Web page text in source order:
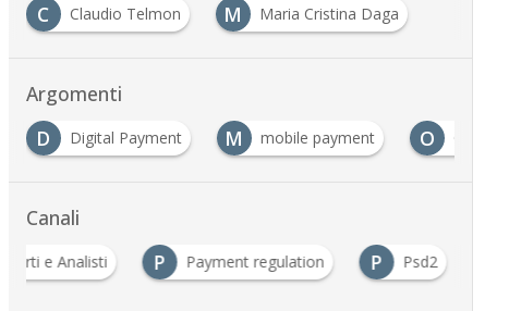
C
Claudio Telmon M Maria Cristina Daga
Argomenti
D Digital Payment M mobile payment O
Canali
Esperti e Analisti P Payment regulation P Psd2